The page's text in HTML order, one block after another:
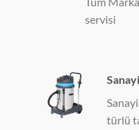
servisi
türlü